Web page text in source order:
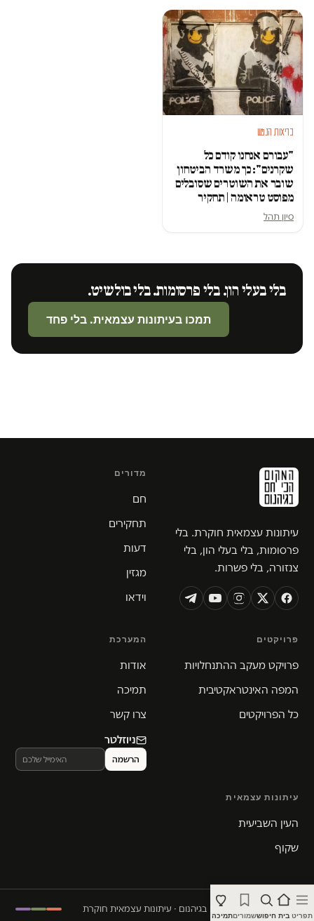
תפריט בית חיפוששמוריםתמיכה
בריאות הנפש
"עבורם אנחנו קודם כל
שקרנים": כך משרד הביטחון
שובר את השוטרים שסובלים
מפוסט טראומה | תחקיר
סיון תהל
בלי בעלי הון. בלי פרסומות. בלי בולשיט.
תמכו בעיתונות עצמאית. בלי פחד
עיתונות עצמאית חוקרת. בלי
פרסומות, בלי בעלי הון, בלי
צנזורה, בלי פשרות.
מדורים
חם
תחקירים
דעות
מגזין
וידאו
פרויקטים
פרויקט מעקב ההתנחלויות
המפה האינטראקטיבית
כל הפרויקטים
המערכת
אודות
תמיכה
צרו קשר
ניוזלטר
עיתונות עצמאית
העין השביעית
שקוף
© 2026 המקום הכי חם בגיהנום · עיתונות עצמאית חוקרת